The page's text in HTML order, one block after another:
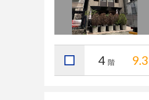
4 階 9.3